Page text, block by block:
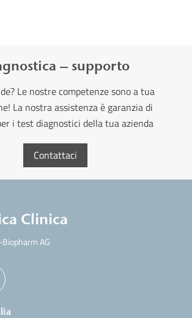
– supporto
Le nostre competenze sono a tua
La nostra assistenza è garanzia di
i test diagnostici della tua azienda
Contattaci
Clinica
AG